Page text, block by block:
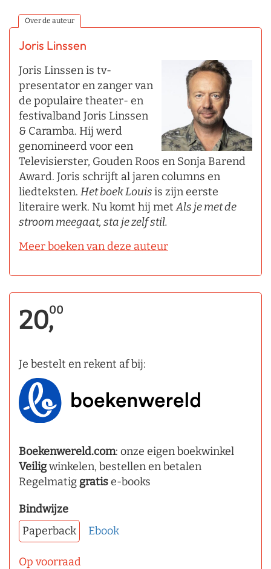
Over de auteur
Joris Linssen
Joris Linssen is tv-
presentator en zanger van
de populaire theater- en
festivalband Joris Linssen
& Caramba. Hij werd
genomineerd voor een
Televisierster, Gouden Roos en Sonja Barend
Award. Joris schrijft al jaren columns en
liedteksten. Het boek Louisis zijn eerste
literaire werk. Nu komt hij metAls je met de
stroom meegaat, sta je zelf stil.
Meer boeken van deze auteur
20,00
Je bestelt en rekent af bij:
Boekenwereld.com: onze eigen boekwinkel
Veiligwinkelen, bestellen en betalen
Regelmatig gratise-books
Bindwijze
Paperback
Ebook
Op voorraad